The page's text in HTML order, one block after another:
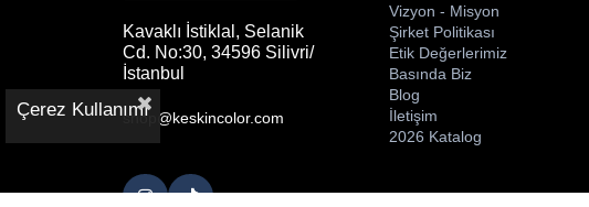
Kavaklı İstiklal, Selanik
Cd. No:30, 34596 Silivri/
İstanbul
shop@keskincolor.com
Vizyon - Misyon
Şirket Politikası
Etik Değerlerimiz
Basında Biz
Blog
İletişim
2026 Katalog
Çerez Kullanımı